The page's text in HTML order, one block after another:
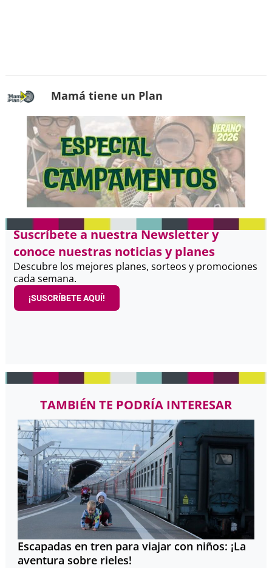
Mamá tiene un Plan
Suscríbete a nuestra Newsletter y
conoce nuestras noticias y planes
Descubre los mejores planes, sorteos y promociones
cada semana.
¡SUSCRÍBETE AQUÍ!
TAMBIÉN TE PODRÍA INTERESAR
Escapadas en tren para viajar con niños: ¡La
aventura sobre rieles!